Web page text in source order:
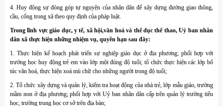
4. Huy động sự đóng góp tự nguyện của nhân dân để xây dựng đường giao thông,
cầu, cống trong xã theo quy định của pháp luật.
Trong lĩnh vực giáo dục, y tế, xã hội,văn hoá và thể dục thể thao, Uỷ ban nhân
dân xã thực hiện những nhiệm vụ, quyền hạn sau đây:
1. Thực hiện kế hoạch phát triển sự nghiệp giáo dục ở địa phương; phối hợp với
trường học huy động trẻ em vào lớp một đúng độ tuổi; tổ chức thực hiện các lớp bổ
túc văn hoá, thực hiện xoá mù chữ cho những người trong độ tuổi;
2. Tổ chức xây dựng và quản lý, kiểm tra hoạt động của nhà trẻ, lớp mẫu giáo, trường
mầm non ở địa phương; phối hợp với Uỷ ban nhân dân cấp trên quản lý trường tiểu
học, trường trung học cơ sở trên địa bàn;